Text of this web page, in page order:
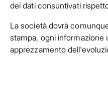
dei dati consuntivati
La società dovrà
stampa, ogni
apprezzamento